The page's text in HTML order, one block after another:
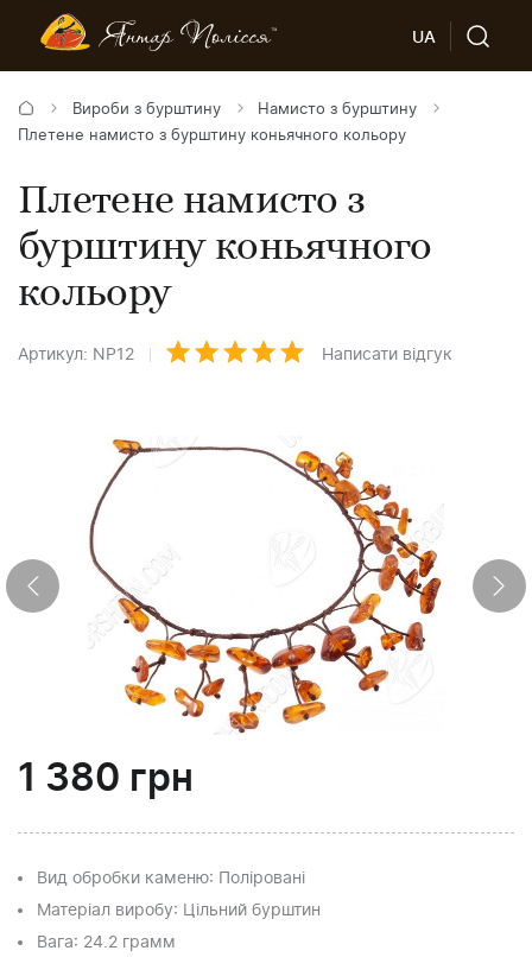
UA
Вироби з бурштину
Намисто з бурштину
Плетене намисто з бурштину коньячного кольору
Плетене намисто з
бурштину коньячного
кольору
Артикул: NP12 Написати відгук
1 380 грн
Вид обробки каменю: Поліровані
Матеріал виробу: Цільний бурштин
Вага: 24.2 грамм